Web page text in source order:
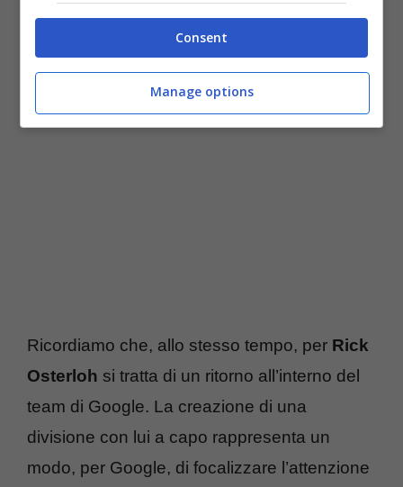
progetti che la divisione hardware si ritroverà
Ricordiamo che, allo stesso tempo, per Rick
Osterloh si tratta di un ritorno all’interno del
team di Google. La creazione di una
divisione con lui a capo rappresenta un
modo, per Google, di focalizzare l’attenzione
Consent
Manage options